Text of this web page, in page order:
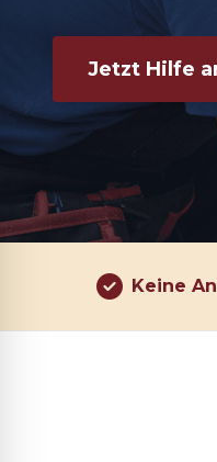
Jetzt Hilfe
Keine